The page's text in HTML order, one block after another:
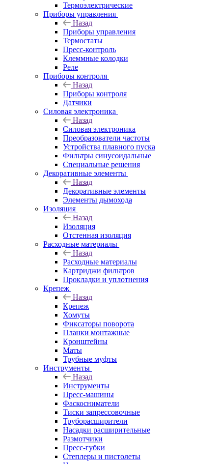
Термоэлектрические
Приборы управления
Назад
Приборы управления
Термостаты
Пресс-контроль
Клеммные колодки
Реле
Приборы контроля
Назад
Приборы контроля
Датчики
Силовая электроника
Назад
Силовая электроника
Преобразователи частоты
Устройства плавного пуска
Фильтры синусоидальные
Специальные решения
Декоративные элементы
Назад
Декоративные элементы
Элементы дымохода
Изоляция
Назад
Изоляция
Отстенная изоляция
Расходные материалы
Назад
Расходные материалы
Картриджи фильтров
Прокладки и уплотнения
Крепеж
Назад
Крепеж
Хомуты
Фиксаторы поворота
Планки монтажные
Кронштейны
Маты
Трубные муфты
Инструменты
Назад
Инструменты
Пресс-машины
Фаскосниматели
Тиски запрессовочные
Труборасширители
Насадки расширительные
Размотчики
Пресс-губки
Степлеры и пистолеты